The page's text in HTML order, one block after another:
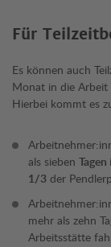
Für
Es können auch
Monat in die Arbeit
Hierbei kommt es
als sieben Tagen
1/3 der
mehr als zehn
Arbeitsstätte